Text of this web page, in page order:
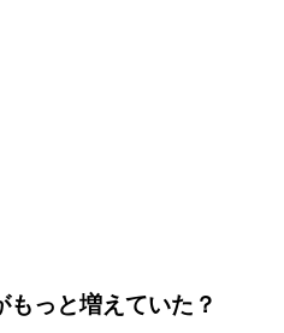
っと増えていた？